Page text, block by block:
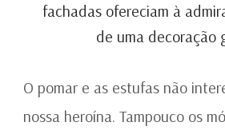
fachadas ofereciam à
de uma decoração
O pomar e as estufas não
nossa heroína. Tampouco os